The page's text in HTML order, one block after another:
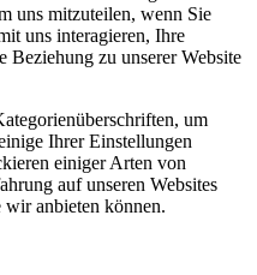
uns mitzuteilen, wenn Sie
uns interagieren, Ihre
Beziehung zu unserer Website
um
Ihrer Einstellungen
einiger Arten von
auf unseren Websites
wir anbieten können.